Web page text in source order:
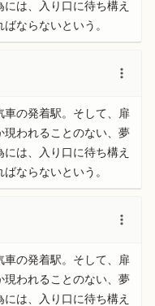
は、入り口に待ち構え
ならないという。
車の発着駅。そして、扉
われることのない、夢
は、入り口に待ち構え
ならないという。
車の発着駅。そして、扉
われることのない、夢
は、入り口に待ち構え